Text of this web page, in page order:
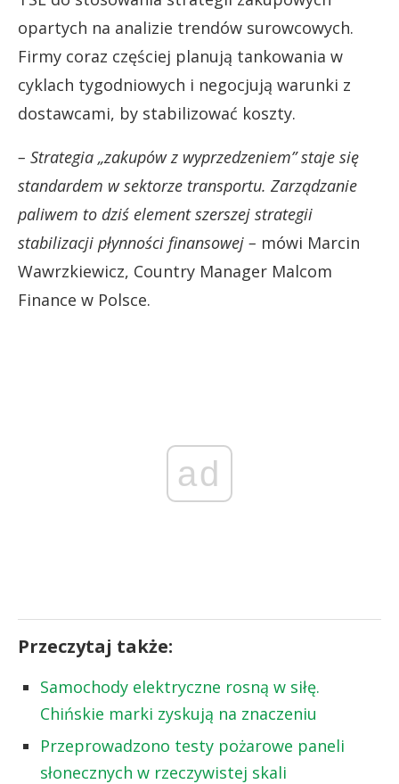
opartych na analizie trendów surowcowych.
Firmy coraz częściej planują tankowania w
cyklach tygodniowych i negocjują warunki z
dostawcami, by stabilizować koszty.
– Strategia „zakupów z wyprzedzeniem” staje się
standardem w sektorze transportu. Zarządzanie
paliwem to dziś element szerszej strategii
stabilizacji płynności finansowej – mówi Marcin
Wawrzkiewicz, Country Manager Malcom
Finance w Polsce.
ad
Przeczytaj także:
Samochody elektryczne rosną w siłę.
Chińskie marki zyskują na znaczeniu
Przeprowadzono testy pożarowe paneli
słonecznych w rzeczywistej skali